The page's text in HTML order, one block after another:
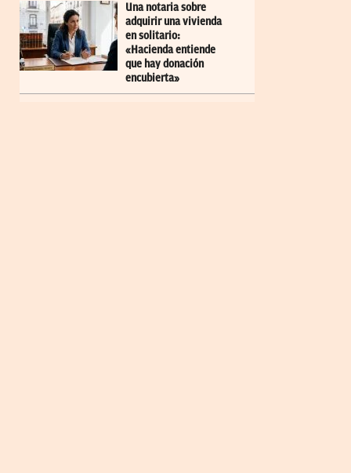
Una notaria sobre
adquirir una vivienda
en solitario:
«Hacienda entiende
que hay donación
encubierta»